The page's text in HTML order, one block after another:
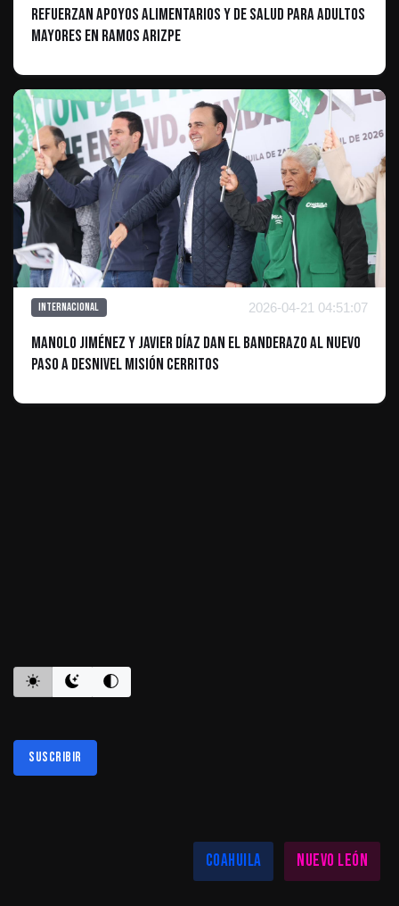
Refuerzan apoyos alimentarios y de salud para adultos
mayores en Ramos Arizpe
Internacional 2026-04-21 04:51:07
Manolo Jiménez y Javier Díaz dan el banderazo al nuevo
paso a desnivel Misión Cerritos
Suscribir
Coahuila
Nuevo León